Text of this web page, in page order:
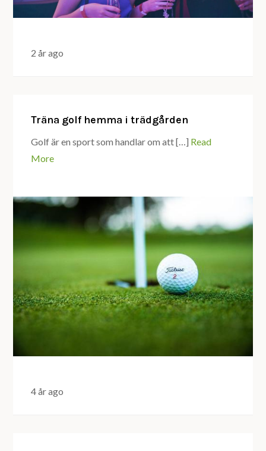
2 år ago
Träna golf hemma i trädgården
Golf är en sport som handlar om att […] Read
More
4 år ago